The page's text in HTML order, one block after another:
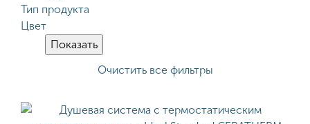
Тип продукта
Цвет
Очистить все фильтры